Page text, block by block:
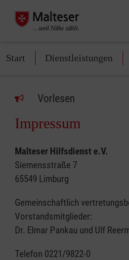
Start Dienstleistungen
Vorlesen
Impressum
Malteser Hilfsdienst e.V.
Siemensstraße 7
65549 Limburg
Gemeinschaftlich
Vorstandsmitglieder:
Dr. Elmar Pankau und Ulf
Telefon 0221/9822-0